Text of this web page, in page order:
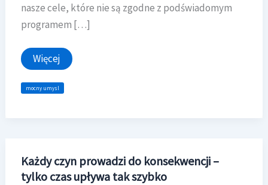
nasze cele, które nie są zgodne z podświadomym
programem […]
12
Edycja
MOCNY
Więcej
mocny umysl
Każdy czyn prowadzi do konsekwencji –
tylko czas upływa tak szybko